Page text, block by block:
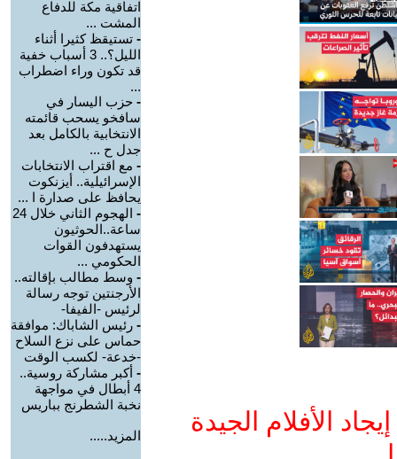
الأفلام الجيدة
اتفاقية مكة للدفاع
المشت ...
- تستيقظ كثيرا أثناء
الليل؟.. 3 أسباب خفية
قد تكون وراء اضطراب
...
- حزب اليسار في
سافخو يسحب قائمته
الانتخابية بالكامل بعد
جدل ح ...
- مع اقتراب الانتخابات
الإسرائيلية.. أيزنكوت
يحافظ على صدارة ا ...
-
الهجوم الثاني خلال 24
ساعة..الحوثيون
يستهدفون القوات
الحكومي ...
- وسط مطالب بإقالته..
الأرجنتين توجه رسالة
لرئيس -الفيفا-
- رئيس الشاباك: موافقة
حماس على نزع السلاح
-خدعة- لكسب الوقت
- أكبر مشاركة روسية..
4 أبطال في مواجهة
نخبة الشطرنج بباريس
المزيد.....